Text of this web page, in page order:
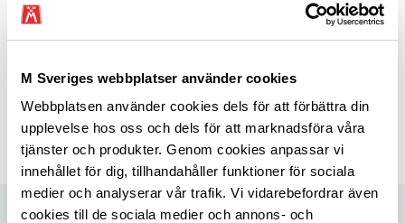
M Sveriges webbplatser använder cookies
Webbplatsen använder cookies dels för att förbättra din
upplevelse hos oss och dels för att marknadsföra våra
tjänster och produkter. Genom cookies anpassar vi
innehållet för dig, tillhandahåller funktioner för sociala
medier och analyserar vår trafik. Vi vidarebefordrar även
cookies till de sociala medier och annons- och
Dela sidan
Dela sidan på Facebook
Dela sidan på XDela sidan på Linkedin